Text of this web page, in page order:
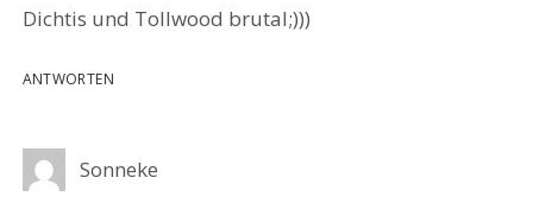
Dichtis und Tollwood brutal;)))
ANTWORTEN
Sonneke